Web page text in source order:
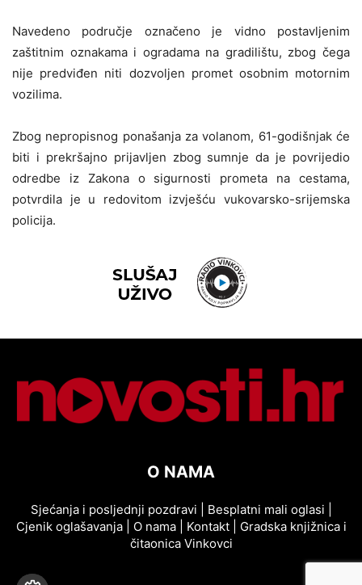
Navedeno područje označeno je vidno postavljenim
zaštitnim oznakama i ogradama na gradilištu, zbog čega
nije predviđen niti dozvoljen promet osobnim motornim
vozilima.
Zbog nepropisnog ponašanja za volanom, 61-godišnjak će
biti i prekršajno prijavljen zbog sumnje da je povrijedio
odredbe iz Zakona o sigurnosti prometa na cestama,
potvrdila je u redovitom izvješću vukovarsko-srijemska
policija.
O NAMA
Sjećanja i posljednji pozdravi Besplatni mali oglasi
Cjenik oglašavanja| O nama| Kontakt| Gradska knjižnica i
čitaonica Vinkovci